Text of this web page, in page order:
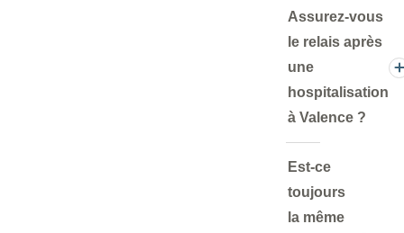
Assurez-vous
le relais après
une
hospitalisation
à Valence ?
Est-ce
toujours
la même